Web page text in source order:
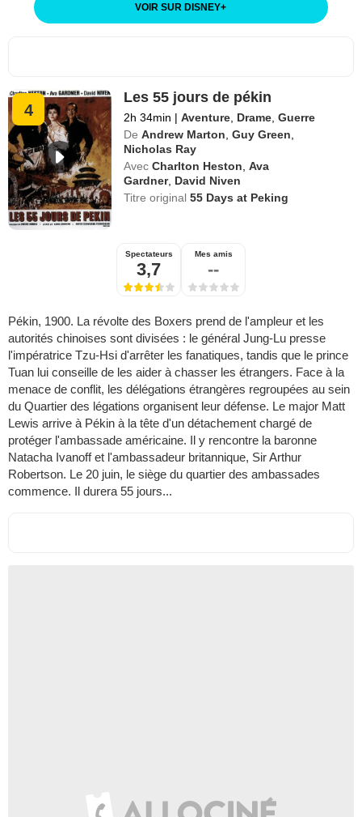
VOIR SUR DISNEY+
4
Les 55 jours de pékin
2h 34min | Aventure Drame ,Guerre
De Andrew Marton ,Guy Green
Nicholas Ray
Avec Charlton Heston ,Ava
Gardner, David Niven
Titre original55 Days at Peking
Spectateurs
3,7
Mes amis
--
Pékin, 1900. La révolte des Boxers prend de l'ampleur et les
autorités chinoises sont divisées : le général Jung-Lu presse
l'impératrice Tzu-Hsi d'arrêter les fanatiques, tandis que le prince
Tuan lui conseille de les aider à chasser les étrangers. Face à la
menace de conflit, les délégations étrangères regroupées au sein
du Quartier des légations organisent leur défense. Le major Matt
Lewis arrive à Pékin à la tête d'un détachement chargé de
protéger l'ambassade américaine. Il y rencontre la baronne
Natacha Ivanoff et l'ambassadeur britannique, Sir Arthur
Robertson. Le 20 juin, le siège du quartier des ambassades
commence. Il durera 55 jours...